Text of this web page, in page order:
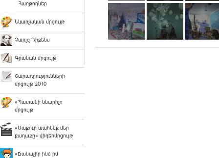
Հաղթողներ
Նկարչական մրցույթ
Չարլզ Դիքենս
Գրական մրցույթ
Շարադրությունների
մրցույթ 2010
«Պատանի նկարիչ»
մրցույթ
«Մաքուր պահենք մեր
քաղաքը» վիդեոմրցույթ
«Ճանաչի՛ր ինձ իմ